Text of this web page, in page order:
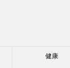
健康